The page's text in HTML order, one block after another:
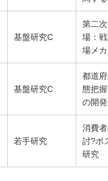
基盤研究C
第二
場：
場メ
基盤研究C
都道
態把
の開発
若手研究
消費
討?ポ
研究